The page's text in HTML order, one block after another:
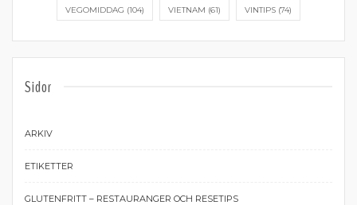
VEGOMIDDAG (104) VIETNAM (61) VINTIPS (74)
Sidor
ARKIV
ETIKETTER
GLUTENFRITT – RESTAURANGER OCH RESETIPS